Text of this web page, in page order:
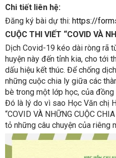
Chi tiết liên hệ:
Đăng ký bài dự thi: https://
CUỘC THI VIẾT “COVID VÀ
Dịch Covid-19 kéo dài ròng rã
huyện này đến tỉnh kia, cho tới
dấu hiệu kết thúc. Để chống
những cuộc chia ly giữa các
bè trong một lớp học, của đồng
Đó là lý do vì sao Học Văn chị
“COVID VÀ NHỮNG CUỘC
tỏ những câu chuyện của riêng